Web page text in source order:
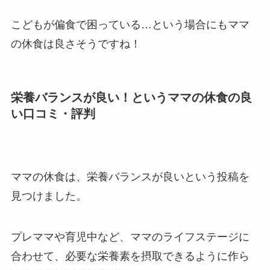
こどもが偏食で困っている…という場合にもママ
の休食は良さそうですね！
栄養バランスが良い！というママの休食の良
い口コミ・評判
ママの休食は、栄養バランスが良いという投稿を
見つけました。
プレママや育児中など、ママのライフステージに
合わせて、必要な栄養素を摂取できるように作ら